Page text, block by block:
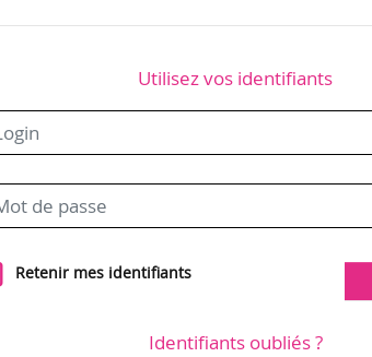
Utilisez vos identifiants
Retenir mes identifiants
Identifiants oubliés ?